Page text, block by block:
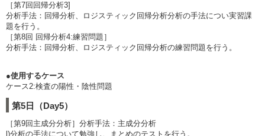
［第7回回帰分析3]
分析手法：回帰分析、ロジスティック回帰分析分析の手法につい実習課
題を行う。
［第8回 回帰分析4:練習問題］
分析手法：回帰分析、ロジスティック回帰分析の練習問題を行う。
●使用するケース
ケース2:検査の陽性・陰性問題
第5日（Day5）
［第9回主成分分析］分析手法：主成分分析
l)分析の手法について勉強し、まとめのテストを行う。